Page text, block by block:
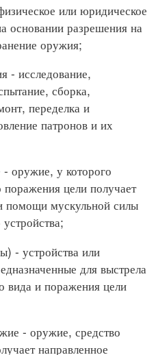
или юридическое
разрешения на
оружия;
исследование,
сборка,
переделка и
патронов и их
оружие, у которого
поражения цели получает
помощи мускульной силы
- устройства или
для выстрела
вида и поражения цели
- оружие, средство
направленное